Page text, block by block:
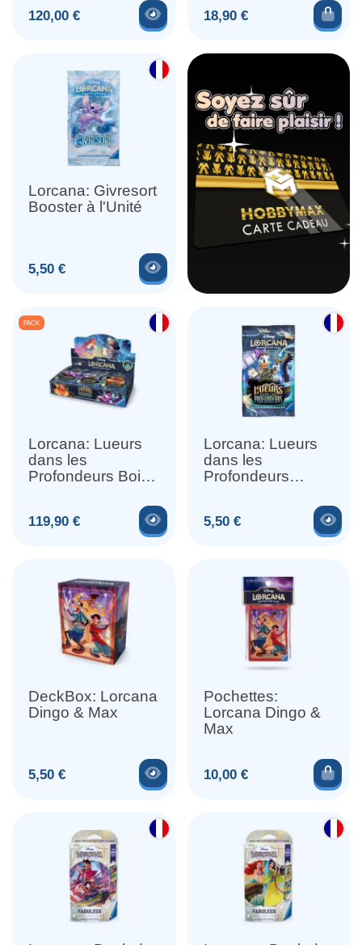
Prix
120,00 € Voir le produit
Prix
18,90 €
Lorcana: Givresort
Booster à l'Unité
Prix
5,50 € Voir le produit
Lorcana: Lueurs
dans les
Profondeurs Boite
Prix
119,90 €
PACK
Voir le produit
Lorcana: Lueurs
dans les
Profondeurs
Prix
5,50 €
DeckBox: Lorcana
Dingo & Max
Prix
5,50 € Voir le produit
Pochettes:
Lorcana Dingo &
Max
Prix
10,00 €